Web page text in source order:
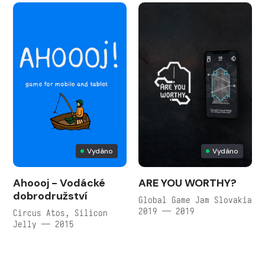
Vydáno
Ahoooj - Vodácké
dobrodružství
Circus Atos, Silicon
Jelly — 2015
Vydáno
ARE YOU WORTHY?
Global Game Jam Slovakia
2019 — 2019